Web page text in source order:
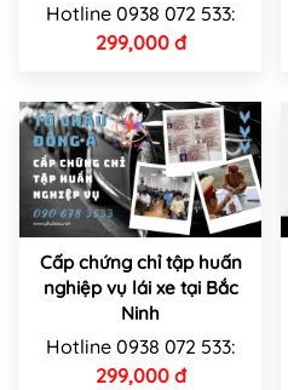
Hotline 0938 072 533:
299,000 đ
Cấp chứng chỉ tập huấn
nghiệp vụ lái xe tại Bắc
Ninh
Hotline 0938 072 533:
299,000 đ